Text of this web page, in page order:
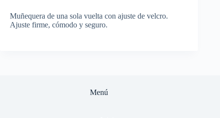
Muñequera de una sola vuelta con ajuste de velcro.
Ajuste firme, cómodo y seguro.
Menú